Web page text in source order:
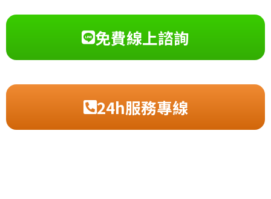
免費線上諮詢
24h服務專線